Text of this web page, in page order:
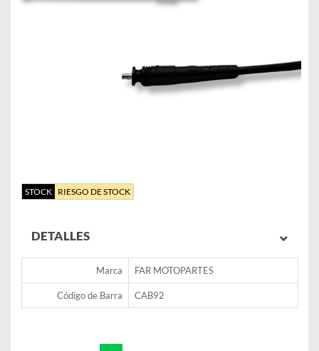
STOCK RIESGO DE STOCK
DETALLES
Marca FAR MOTOPARTES
Código de Barra CAB92